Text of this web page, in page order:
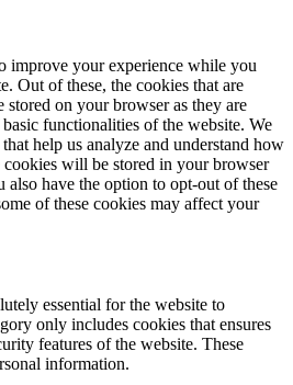
improve your experience while you
Out of these, the cookies that are
stored on your browser as they are
functionalities of the website. We
help us analyze and understand how
cookies will be stored in your browser
have the option to opt-out of these
of these cookies may affect your
essential for the website to
only includes cookies that ensures
features of the website. These
information.